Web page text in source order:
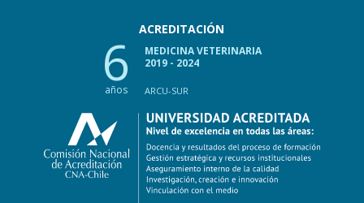
ACREDITACIÓN
6
años
MEDICINA VETERINARIA
2019 - 2024
ARCU-SUR